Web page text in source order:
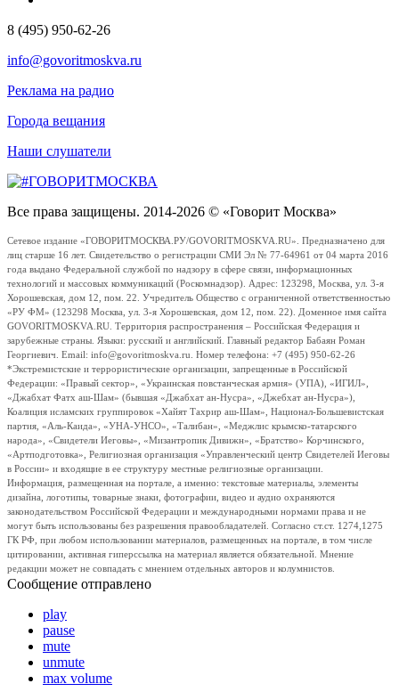
8 (495) 950-62-26
info@govoritmoskva.ru
Реклама на радио
Города вещания
Наши слушатели
Все права защищены. 2014-2026 © «Говорит Москва»
Сетевое издание «ГОВОРИТМОСКВА.РУ/GOVORITMOSKVA.RU». Предназначено для
лиц старше 16 лет. Свидетельство о регистрации СМИ Эл № 77-64961 от 04 марта 2016
года выдано Федеральной службой по надзору в сфере связи, информационных
технологий и массовых коммуникаций (Роскомнадзор). Адрес: 123298, Москва, ул. 3-я
Хорошевская, дом 12, пом. 22. Учредитель Общество с ограниченной ответственностью
«РУ ФМ» (123298 Москва, ул. 3-я Хорошевская, дом 12, пом. 22). Доменное имя сайта
GOVORITMOSKVA.RU. Территория распространения – Российская Федерация и
зарубежные страны. Языки: русский и английский. Главный редактор Бабаян Роман
Георгиевич. Email: info@govoritmoskva.ru. Номер телефона: +7 (495) 950-62-26
*Экстремистские и террористические организации, запрещенные в Российской
Федерации: «Правый сектор», «Украинская повстанческая армия» (УПА), «ИГИЛ»,
«Джабхат Фатх аш-Шам» (бывшая «Джабхат ан-Нусра», «Джебхат ан-Нусра»),
Коалиция исламских группировок «Хайят Тахрир аш-Шам», Национал-Большевистская
партия, «Аль-Каида», «УНА-УНСО», «Талибан», «Меджлис крымско-татарского
народа», «Свидетели Иеговы», «Мизантропик Дивижн», «Братство» Корчинского,
«Артподготовка», Религиозная организация «Управленческий центр Свидетелей Иеговы
в России» и входящие в ее структуру местные религиозные организации.
Информация, размещенная на портале, а именно: текстовые материалы, элементы
дизайна, логотипы, товарные знаки, фотографии, видео и аудио охраняются
законодательством Российской Федерации и международными нормами права и не
могут быть использованы без разрешения правообладателей. Согласно ст.ст. 1274,1275
ГК РФ, при любом использовании материалов, размещенных на портале, в том числе
цитировании, активная гиперссылка на материал является обязательной. Мнение
редакции может не совпадать с мнением отдельных авторов и колумнистов.
Сообщение отправлено
play
pause
mute
unmute
max volume